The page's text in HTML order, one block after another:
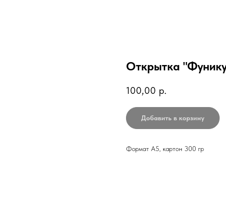
Открытка
100,00 р.
Добавить в корзину
Формат А5, картон 300 гр